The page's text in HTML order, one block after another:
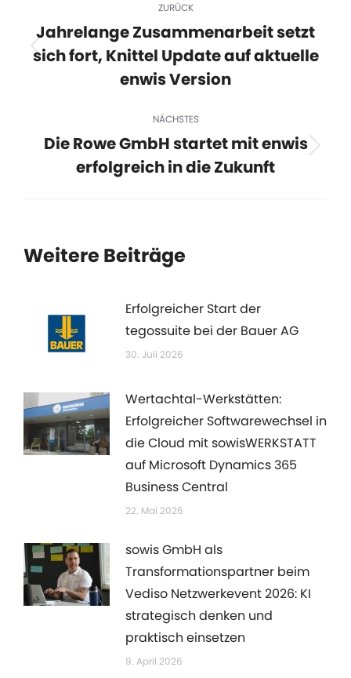
ZURÜCK
Jahrelange Zusammenarbeit setzt
sich fort, Knittel Update auf aktuelle
enwis Version
NÄCHSTES
Die Rowe GmbH startet mit enwis
erfolgreich in die Zukunft
Weitere Beiträge
Erfolgreicher Start der
tegossuite bei der Bauer AG
30. Juli 2026
Wertachtal-Werkstätten:
Erfolgreicher Softwarewechsel in
die Cloud mit sowisWERKSTATT
auf Microsoft Dynamics 365
Business Central
22. Mai 2026
sowis GmbH als
Transformationspartner beim
Vediso Netzwerkevent 2026: KI
strategisch denken und
praktisch einsetzen
9. April 2026